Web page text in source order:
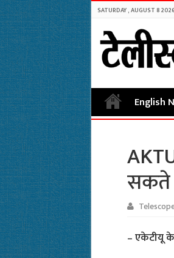
SATURDAY , AUGUST 8 2026
English
सकते
– एकेटीयू